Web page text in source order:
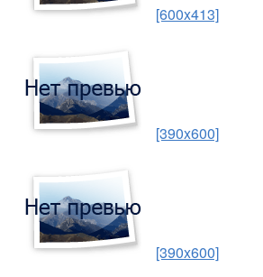
[600x413]
[390x600]
[390x600]